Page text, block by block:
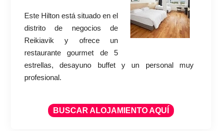
Este Hilton está situado en el
distrito de negocios de
Reikiavik y ofrece un
restaurante gourmet de 5
estrellas, desayuno buffet y un personal muy
profesional.
BUSCAR ALOJAMIENTO AQUÍ